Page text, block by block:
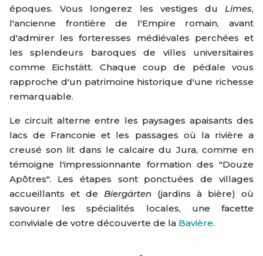
époques. Vous longerez les vestiges du Limes,
l'ancienne frontière de l'Empire romain, avant
d'admirer les forteresses médiévales perchées et
les splendeurs baroques de villes universitaires
comme Eichstätt. Chaque coup de pédale vous
rapproche d'un patrimoine historique d'une richesse
remarquable.
Le circuit alterne entre les paysages apaisants des
lacs de Franconie et les passages où la rivière a
creusé son lit dans le calcaire du Jura, comme en
témoigne l'impressionnante formation des "Douze
Apôtres". Les étapes sont ponctuées de villages
accueillants et de Biergärten (jardins à bière) où
savourer les spécialités locales, une facette
conviviale de votre découverte de la Bavière.